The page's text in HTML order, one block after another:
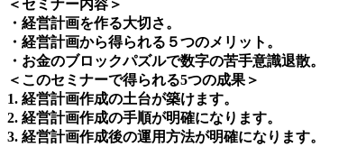
＜セミナー内容＞
・経営計画を作る大切さ。
・経営計画から得られる５つのメリット。
・お金のブロックパズルで数字の苦手意識退散。
＜このセミナーで得られる5つの成果＞
1. 経営計画作成の土台が築けます。
2. 経営計画作成の手順が明確になります。
3. 経営計画作成後の運用方法が明確になります。